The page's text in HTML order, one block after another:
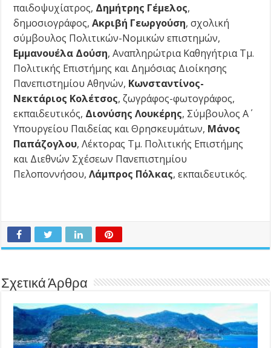
παιδοψυχίατρος, Δημήτρης Γέμελος,
δημοσιογράφος,Ακριβή Γεωργούση, σχολική
σύμβουλος Πολιτικών-Νομικών επιστημών,
Εμμανουέλα Δούση, Αναπληρώτρια Καθηγήτρια Τμ.
Πολιτικής Επιστήμης και Δημόσιας Διοίκησης
Πανεπιστημίου Αθηνών, Κωνσταντίνος-
Νεκτάριος Κολέτσος, ζωγράφος-φωτογράφος,
εκπαιδευτικός, Διονύσης Λουκέρης, Σύμβουλος Α΄
Υπουργείου Παιδείας και Θρησκευμάτων, Μάνος
Παπάζογλου, Λέκτορας Τμ. Πολιτικής Επιστήμης
και Διεθνών Σχέσεων Πανεπιστημίου
Πελοποννήσου,Λάμπρος Πόλκας, εκπαιδευτικός.
Σχετικά Άρθρα